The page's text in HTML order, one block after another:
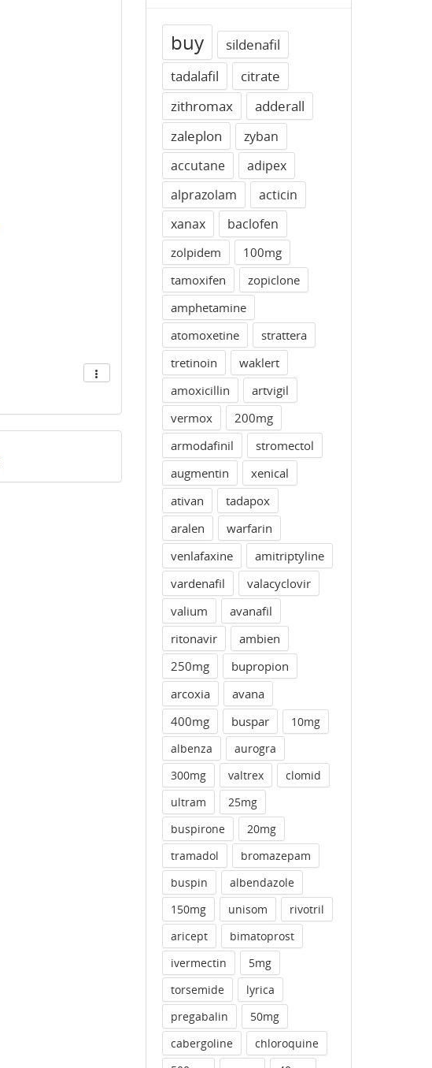
buy
sildenafil
tadalafil
citrate
zithromax
adderall
zaleplon
zyban
accutane
adipex
alprazolam
acticin
xanax
baclofen
zolpidem
100mg
tamoxifen
zopiclone
amphetamine
atomoxetine
strattera
tretinoin
waklert
amoxicillin
artvigil
vermox
200mg
armodafinil
stromectol
augmentin
xenical
ativan
tadapox
aralen
warfarin
venlafaxine
amitriptyline
vardenafil
valacyclovir
valium
avanafil
ritonavir
ambien
250mg
bupropion
arcoxia
avana
400mg
buspar
10mg
albenza
aurogra
300mg
valtrex
clomid
ultram
25mg
buspirone
20mg
tramadol
bromazepam
buspin
albendazole
150mg
unisom
rivotril
aricept
bimatoprost
ivermectin
5mg
torsemide
lyrica
pregabalin
50mg
cabergoline
chloroquine